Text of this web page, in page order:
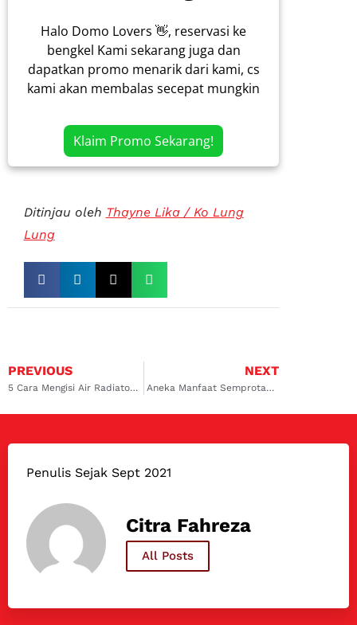
Halo Domo Lovers 👋, reservasi ke
bengkel Kami sekarang juga dan
dapatkan promo menarik dari kami, cs
kami akan membalas secepat mungkin
Klaim Promo Sekarang!
Ditinjau oleh Thayne Lika / Ko Lung
Lung
PREVIOUS
5 Cara Mengisi Air Radiator Mobil yang Mudah dan Tepat!
NEXT
Aneka Manfaat Semprotan Antiseptik Ruangan Untuk Kesehatan
Penulis Sejak Sept 2021
Citra Fahreza
All Posts